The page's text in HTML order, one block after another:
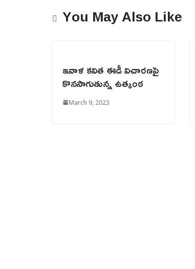
You May Also Like
ఇవాళ కవిత ఈడీ విచారణపై
కొనసాగుతున్న ఉత్కంఠ
March 9, 2023